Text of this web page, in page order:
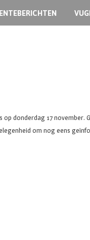
donderdag 17 november.
om nog eens